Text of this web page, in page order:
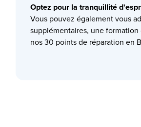
Optez pour la tranquillité
Vous pouvez également vous
supplémentaires, une
nos 30 points de réparation en